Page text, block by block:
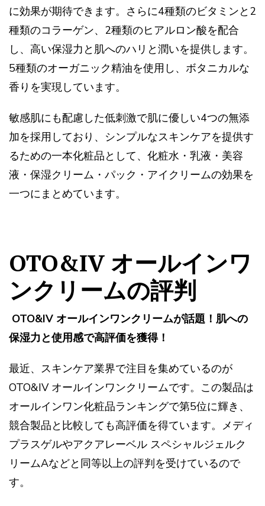
に効果が期待できます。さらに4種類のビタミンと2
種類のコラーゲン、2種類のヒアルロン酸を配合
し、高い保湿力と肌へのハリと潤いを提供します。
5種類のオーガニック精油を使用し、ボタニカルな
香りを実現しています。
敏感肌にも配慮した低刺激で肌に優しい4つの無添
加を採用しており、シンプルなスキンケアを提供す
るための一本化粧品として、化粧水・乳液・美容
液・保湿クリーム・パック・アイクリームの効果を
一つにまとめています。
OTO&IV オールインワ
ンクリームの評判
OTO&IV オールインワンクリームが話題！肌への
保湿力と使用感で高評価を獲得！
最近、スキンケア業界で注目を集めているのが
OTO&IV オールインワンクリームです。この製品は
オールインワン化粧品ランキングで第5位に輝き、
競合製品と比較しても高評価を得ています。メディ
プラスゲルやアクアレーベル スペシャルジェルク
リームAなどと同等以上の評判を受けているので
す。